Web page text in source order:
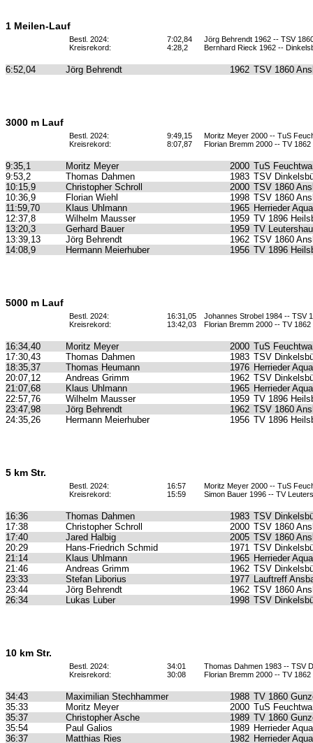
1 Meilen-Lauf
Bestl. 2024: 7:02,84
Jörg Behrendt 1962 -- TSV
Kreisrekord:
4:28,2 Bernhard Rieck 1962 --
6:52,04 Jörg Behrendt 1962 TSV 1860
3000 m Lauf
Bestl. 2024: 9:49,15
Moritz Meyer 2000 -- TuS
Kreisrekord:
8:07,87 Florian Bremm 2000 -- TV
9:35,1 Moritz Meyer 2000 TuS
9:53,2
Thomas Dahmen 1983 TSV
10:15,9
Christopher Schroll 2000 TSV 1860
10:36,9
Florian Wiehl 1998 TSV 1860
11:59,70
Klaus Uhlmann 1965 Herrieder
12:37,8
Wilhelm Mausser 1959 TV 1896
13:20,3
Gerhard Bauer 1959 TV
13:39,13
Jörg Behrendt 1962 TSV 1860
14:08,9
Hermann Meierhuber 1956 TV 1896
5000 m Lauf
Bestl. 2024: 16:31,05
Johannes Strobel 1984 -- TSV
Kreisrekord:
13:42,03 Florian Bremm 2000 -- TV
16:34,40 Moritz Meyer 2000 TuS
17:30,43
Thomas Dahmen 1983 TSV
18:35,37
Thomas Heumann 1976 Herrieder
20:07,12
Andreas Grimm 1962 TSV
21:07,68
Klaus Uhlmann 1965 Herrieder
22:57,76
Wilhelm Mausser 1959 TV 1896
23:47,98
Jörg Behrendt 1962 TSV 1860
24:35,26
Hermann Meierhuber 1956 TV 1896
5 km Str.
Bestl. 2024: 16:57
Moritz Meyer 2000 -- TuS
Kreisrekord:
15:59 Simon Bauer 1996 -- TV
16:36 Thomas Dahmen 1983 TSV
17:38
Christopher Schroll 2000 TSV 1860
17:40
Jared Halbig 2005 TSV 1860
20:29
Hans-Friedrich Schmid 1971 TSV
21:14
Klaus Uhlmann 1965 Herrieder
21:46
Andreas Grimm 1962 TSV
23:33
Stefan Liborius 1977 Lauftreff
23:44
Jörg Behrendt 1962 TSV 1860
26:34
Lukas Luber 1998 TSV
10 km Str.
Bestl. 2024: 34:01
Thomas Dahmen 1983 -- TSV
Kreisrekord:
30:08 Florian Bremm 2000 -- TV
34:43 Maximilian Stechhammer 1988 TV 1860
35:33
Moritz Meyer 2000 TuS
35:37
Christopher Asche 1989 TV 1860
35:54
Paul Galios 1989 Herrieder
36:37
Matthias Ries 1982 Herrieder